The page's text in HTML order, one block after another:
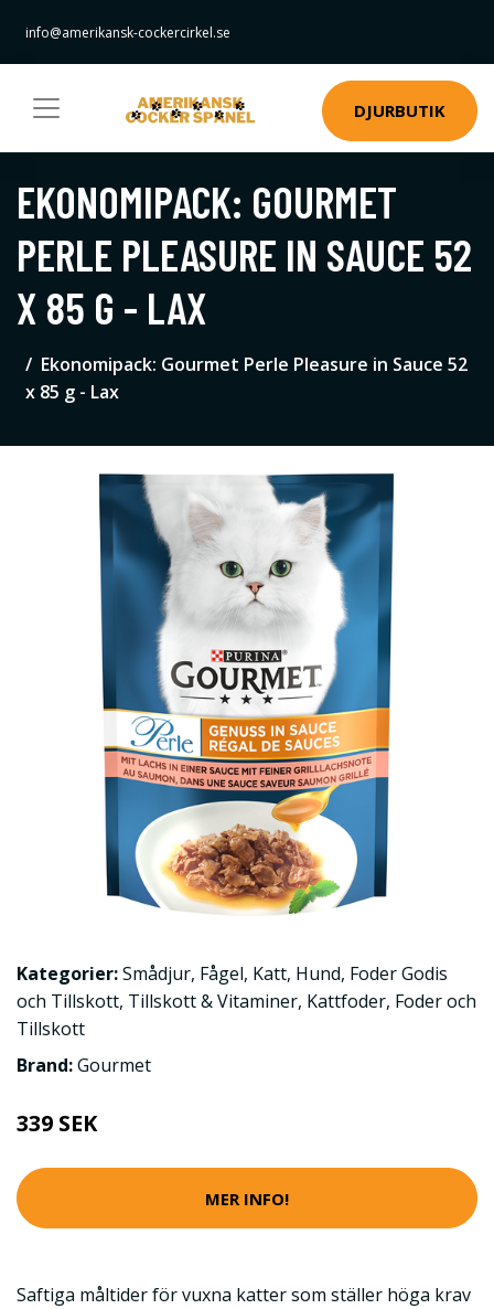
info@amerikansk-cockercirkel.se
DJURBUTIK
EKONOMIPACK: GOURMET
PERLE PLEASURE IN SAUCE 52
X 85 G - LAX
Ekonomipack: Gourmet Perle Pleasure in Sauce 52
x 85 g - Lax
Kategorier:Smådjur, Fågel, Katt, Hund, Foder Godis
och Tillskott, Tillskott & Vitaminer, Kattfoder, Foder och
Tillskott
Brand:Gourmet
339 SEK
MER INFO!
Saftiga måltider för vuxna katter som ställer höga krav